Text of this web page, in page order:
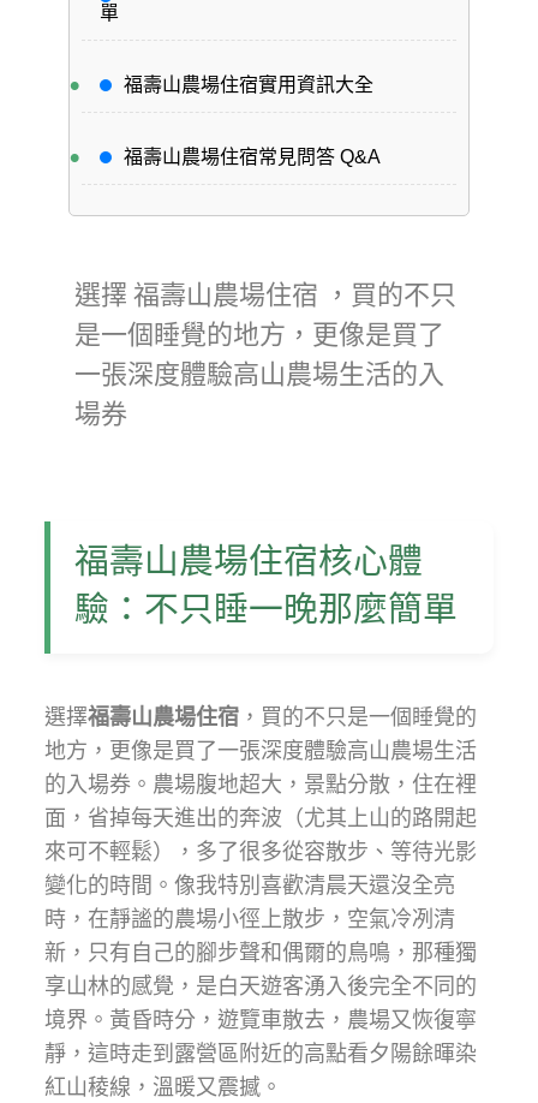
單
福壽山農場住宿實用資訊大全
福壽山農場住宿常見問答 Q&A
選擇 福壽山農場住宿 ，買的不只
是一個睡覺的地方，更像是買了
一張深度體驗高山農場生活的入
場券
福壽山農場住宿核心體
驗：不只睡一晚那麼簡單
選擇福壽山農場住宿 ，買的不只是一個睡覺的
地方，更像是買了一張深度體驗高山農場生活
的入場券。農場腹地超大，景點分散，住在裡
面，省掉每天進出的奔波（尤其上山的路開起
來可不輕鬆），多了很多從容散步、等待光影
變化的時間。像我特別喜歡清晨天還沒全亮
時，在靜謐的農場小徑上散步，空氣冷冽清
新，只有自己的腳步聲和偶爾的鳥鳴，那種獨
享山林的感覺，是白天遊客湧入後完全不同的
境界。黃昏時分，遊覽車散去，農場又恢復寧
靜，這時走到露營區附近的高點看夕陽餘暉染
紅山稜線，溫暖又震撼。